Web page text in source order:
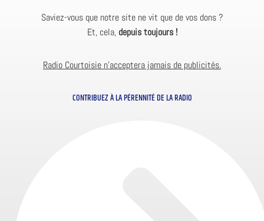
Saviez-vous que notre site ne vit que de vos dons ?
Et, cela, depuis toujours !
Radio Courtoisie n’acceptera jamais de publicités.
CONTRIBUEZ À LA PÉRENNITÉ DE LA RADIO